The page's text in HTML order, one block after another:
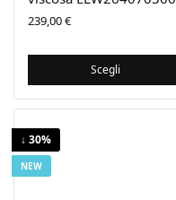
239,00€
Scegli
↓ 30%
NEW